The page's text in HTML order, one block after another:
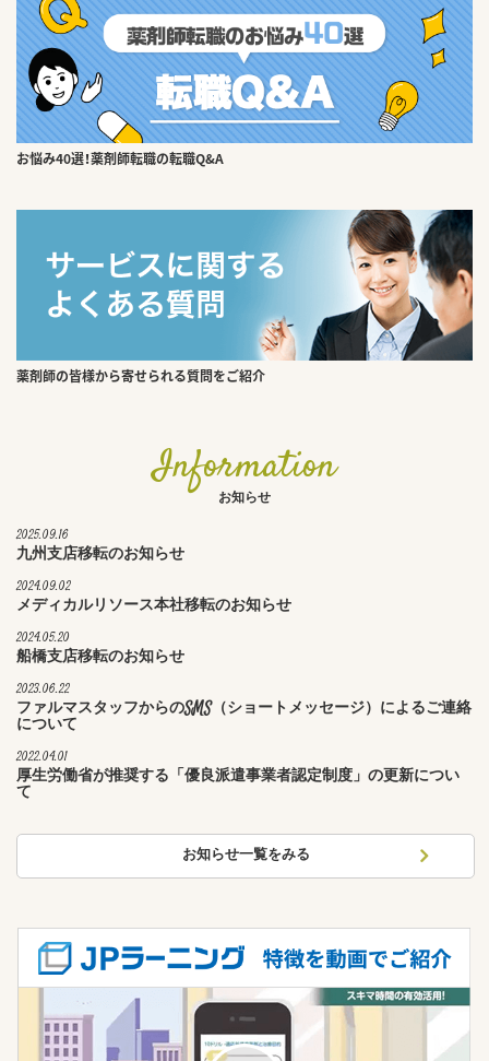
お悩み40選！薬剤師転職の転職Q&A
薬剤師の皆様から寄せられる質問をご紹介
Information
お知らせ
2025.09.16
九州支店移転のお知らせ
2024.09.02
メディカルリソース本社移転のお知らせ
2024.05.20
船橋支店移転のお知らせ
2023.06.22
ファルマスタッフからのSMS（ショートメッセージ）によるご連絡
について
2022.04.01
厚生労働省が推奨する「優良派遣事業者認定制度」の更新につい
て
お知らせ一覧をみる